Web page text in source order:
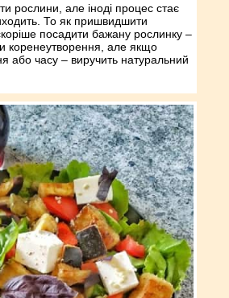
рослини, але іноді процес стає
То як пришвидшити
посадити бажану рослинку –
коренеутворення, але якщо
або часу – виручить натуральний